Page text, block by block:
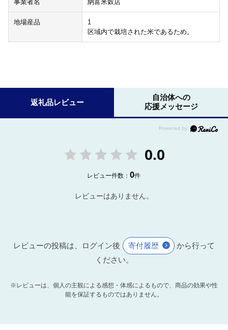
事業者名 納富米穀店
地場産品
1
区域内で栽培された米であるため。
返礼品レビュー
自治体への
応援メッセージ
0.0
レビュー件数：0件
レビューはありません。
レビューの投稿は、ログイン後 寄付履歴
から行って
ください。
※レビューは、個人の主観による感想・体感によるもので、商品の効果や性
能を保証するものではありません。